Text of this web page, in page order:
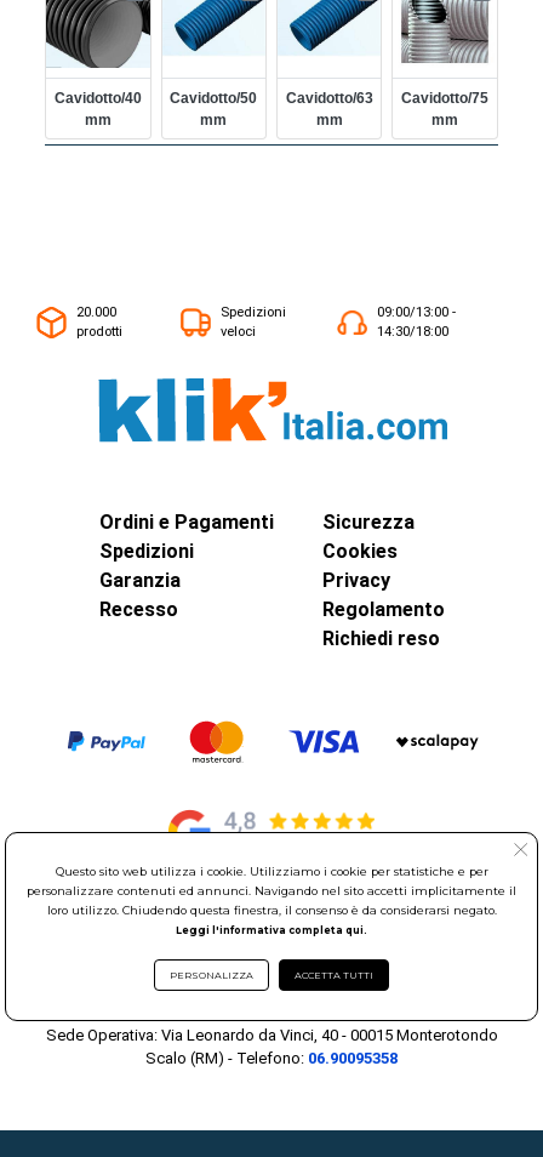
Cavidotto/40
Mm
Cavidotto/50
Mm
Cavidotto/63
Mm
Cavidotto/75
Mm
20.000
prodotti
Spedizioni
veloci
09:00/13:00 -
14:30/18:00
Ordini e Pagamenti
Spedizioni
Garanzia
Recesso
Sicurezza
Cookies
Privacy
Regolamento
Richiedi reso
© Elettroservice Spa - Sede Legale: Via Leonardo da Vinci, 40 -
Partita Iva: 01586761007 - Codice Fiscale: 06634500588 Capitale
Sociale 1.600.000,00 Euro i.v. Iscritto al Registro delle Imprese di
Sede Operativa: Via Leonardo da Vinci, 40 - 00015 Monterotondo
Scalo (RM) - Telefono: 06.90095358
Questo sito web utilizza i cookie. Utilizziamo i cookie per statistiche e per
personalizzare contenuti ed annunci. Navigando nel sito accetti implicitamente il
loro utilizzo. Chiudendo questa finestra, il consenso è da considerarsi negato.
Leggi l'informativa completa qui.
PERSONALIZZA ACCETTA TUTTI